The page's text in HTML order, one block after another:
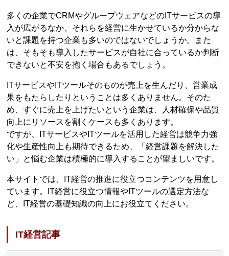
多くの企業でCRMやグループウェアなどのITサービスの導
入が広がるなか、それらを経営に生かせているか分からな
いと課題を持つ企業も多いのではないでしょうか。また
は、そもそも導入したサービスが自社に合っているか判断
できないと不安を抱く場合もあるでしょう。
ITサービスやITツールそのものが売上を生んだり、営業成
果をもたらしたりということは多くありません。そのた
め、すぐに売上を上げたいという企業は、人材確保や品質
向上にリソースを割くケースも多くあります。
ですが、ITサービスやITツールを活用した経営は競争力強
化や生産性向上も期待できるため、「経営課題を解決した
い」と悩む企業は積極的に導入することが望ましいです。
本サイトでは、IT経営の推進に役立つコンテンツを用意し
ています。IT経営に役立つ情報やITツールの選定方法な
ど、IT経営の基礎知識の向上にお役立てください。
IT経営記事